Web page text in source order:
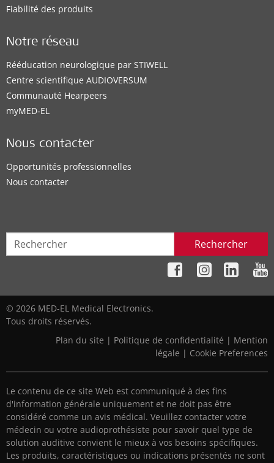
Fiabilité des produits
Notre réseau
Rééducation neurologique par STIWELL
Centre scientifique AUDIOVERSUM
Communauté Hearpeers
myMED‑EL
Nous contacter
Opportunités professionnelles
Nous contacter
Rechercher
© 2026 MED-EL Medical Electronics.
Tous droits réservés.
Plan du site | Politique de confidentialité | Mention
légale | Cookie Preferences
Le contenu de ce site Web est communiqué à des fins
d'information générale uniquement et ne doit pas être
considéré comme un avis médical. Veuillez contacter votre
médecin ou votre audioprothésiste pour savoir quel type de
solution auditive convient le mieux à vos besoins spécifiques.
Les produits, caractéristiques ou indications présentés ne sont